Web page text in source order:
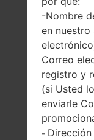
-Nombre
en
Correo
registro y
(si Usted
enviarle
-